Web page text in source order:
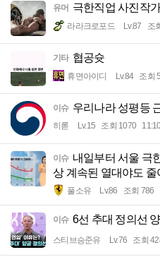
유머 극한직업 사진작가
라라크로포드 Lv.87 조
기타 협공슛
휴면아이디 Lv.84 조회
이슈 우리나라 성평등
히롣 Lv.15 조회 1070
이슈 내일부터 서울 극
상 계속된 열대야도 줄
풀소유 Lv.86 조회 786
이슈 6선 추대 정의선
스티브승준유 Lv.76 조회